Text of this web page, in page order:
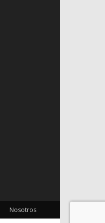
Nosotros